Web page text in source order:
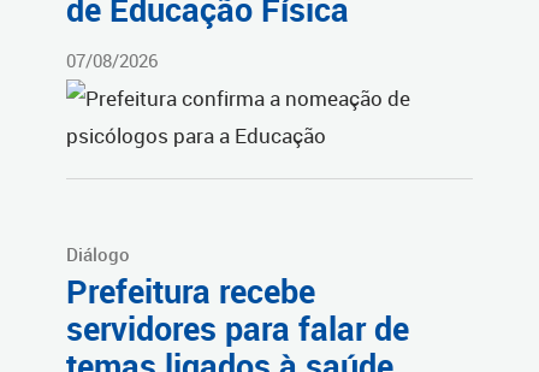
de Educação Física
07/08/2026
Diálogo
Prefeitura recebe
servidores para falar de